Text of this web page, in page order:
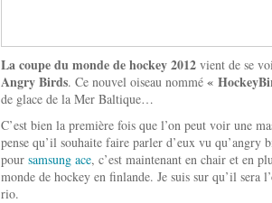
La coupe du monde de hockey 2012 vient de se
Angry Birds. Ce nouvel oiseau nommé «
de glace de la Mer Baltique…
C’est bien la première fois que l’on peut voir une
pense qu’il souhaite faire parler d’eux vu qu’angry
pour samsung ace, c’est maintenant en chair et en
monde de hockey en finlande. Je suis sur qu’il sera
rio.